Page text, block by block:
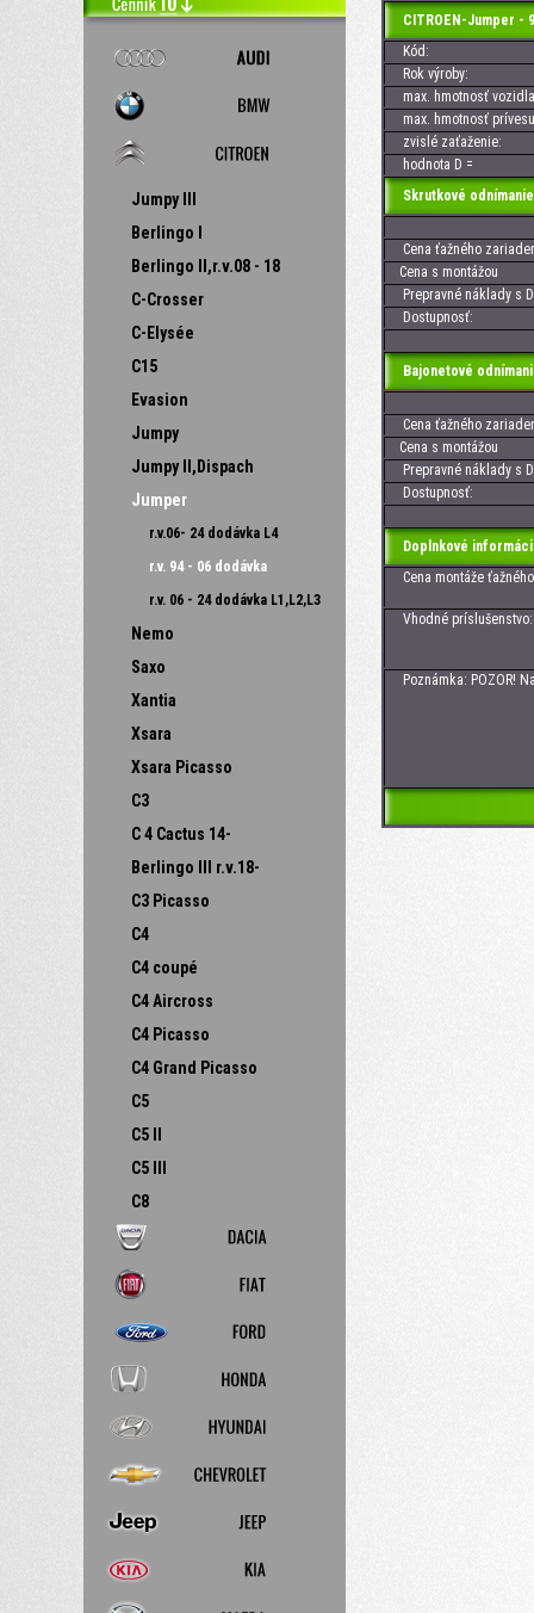
Jumpy III
Berlingo I
Berlingo II,r.v.08 - 18
C-Crosser
C-Elysée
C15
Evasion
Jumpy
Jumpy II,Dispach
Jumper
r.v.06- 24 dodávka L4
r.v. 94 - 06 dodávka
r.v. 06 - 24 dodávka L1,L2,L3
Nemo
Saxo
Xantia
Xsara
Xsara Picasso
C3
C 4 Cactus 14-
Berlingo III r.v.18-
C3 Picasso
C4
C4 coupé
C4 Aircross
C4 Picasso
C4 Grand Picasso
C5
C5 II
C5 III
C8
CITROEN-Jumper -
Kód:
Rok výroby:
max. hmotnosť
max. hmotnosť
zvislé zaťaženie:
hodnota D =
Skrutkové
Cena ťažného
Cena s montážou
Prepravné náklady s
Dostupnosť:
Bajonetové
Cena ťažného
Cena s montážou
Prepravné náklady s
Dostupnosť:
Doplnkové
Cena montáže
Vhodné príslušenstvo:
Poznámka: POZOR!